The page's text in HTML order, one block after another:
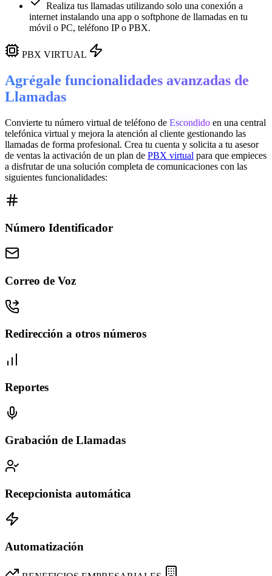
Realiza tus llamadas utilizando solo una conexión a
internet instalando una app o softphone de llamadas en tu
móvil o PC, teléfono IP o PBX.
PBX VIRTUAL
Agrégale funcionalidades avanzadas de
Llamadas
Convierte tu número virtual de teléfono de Escondido en una central
telefónica virtual y mejora la atención al cliente gestionando las
llamadas de forma profesional. Crea tu cuenta y solicita a tu asesor
de ventas la activación de un plan de PBX virtual para que empieces
a disfrutar de una solución completa de comunicaciones con las
siguientes funcionalidades:
Número Identificador
Correo de Voz
Redirección a otros números
Reportes
Grabación de Llamadas
Recepcionista automática
Automatización